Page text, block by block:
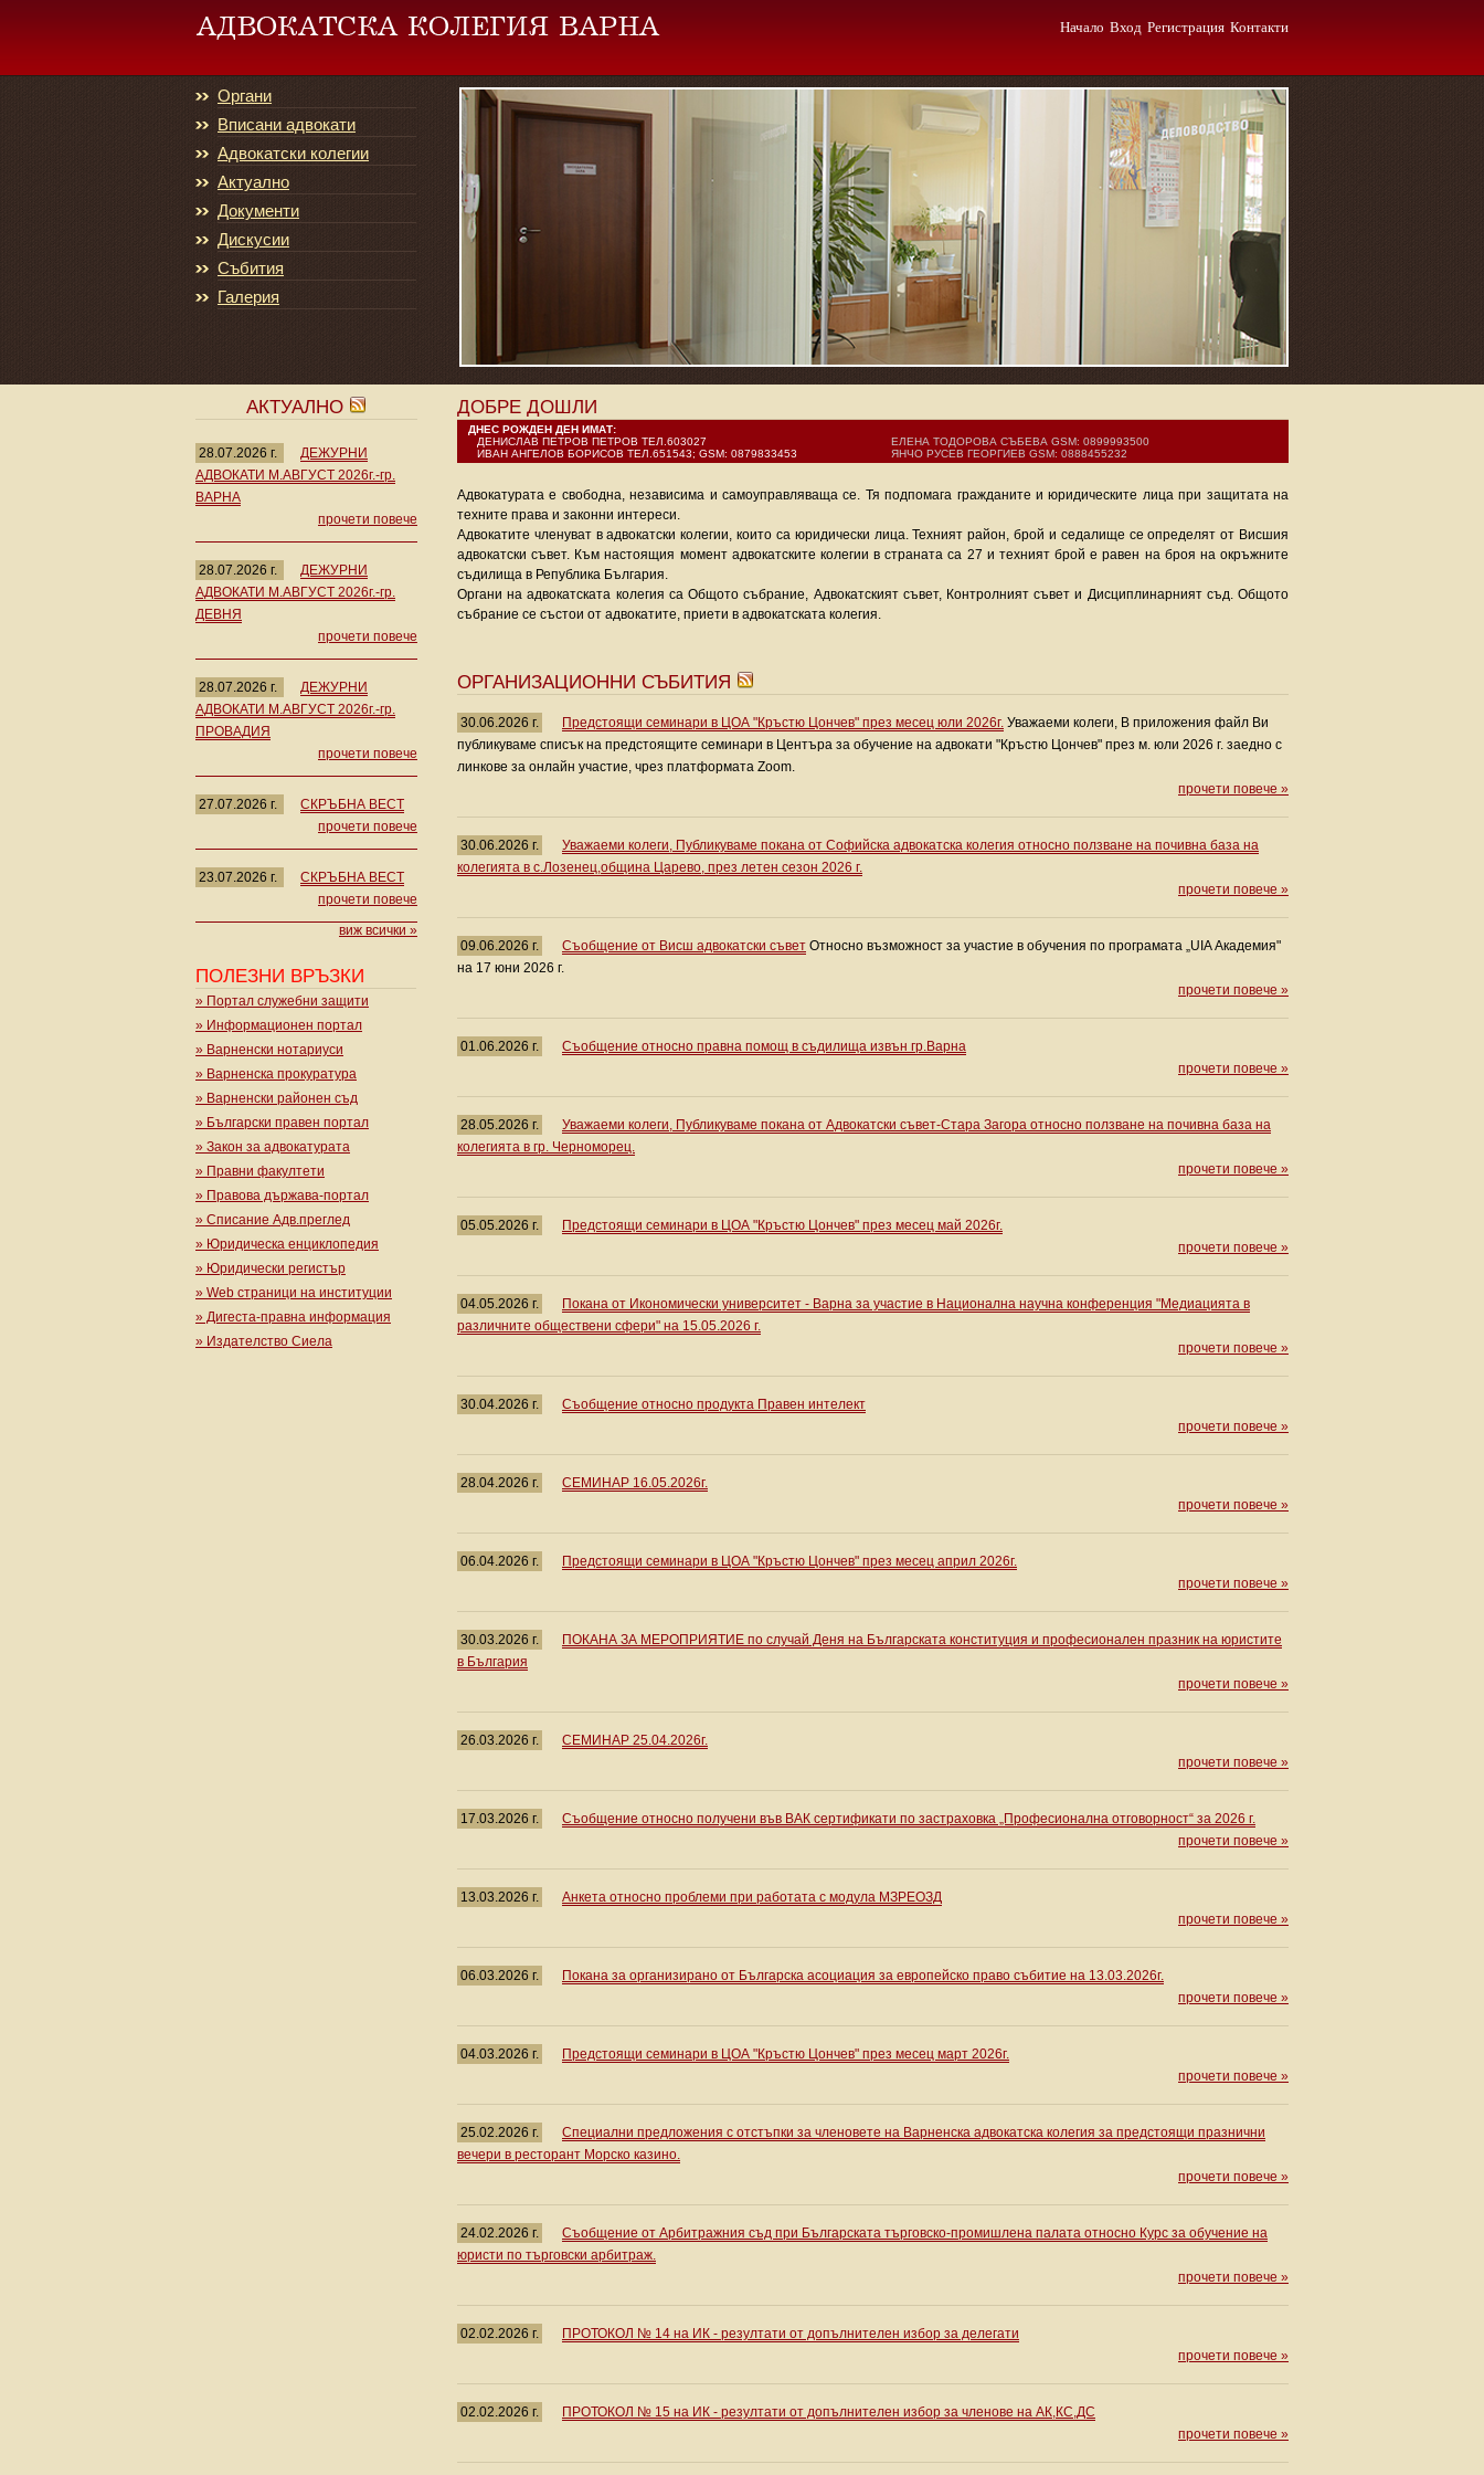
Начало Вход Регистрация Контакти
Органи
Вписани адвокати
Адвокатски колегии
Актуално
Документи
Дискусии
Събития
Галерия
АКТУАЛНО
28.07.2026 г.
ДЕЖУРНИ
АДВОКАТИ М.АВГУСТ 2026г.-гр.
ВАРНА
прочети повече
28.07.2026 г.
ДЕЖУРНИ
АДВОКАТИ М.АВГУСТ 2026г.-гр.
ДЕВНЯ
прочети повече
28.07.2026 г.
ДЕЖУРНИ
АДВОКАТИ М.АВГУСТ 2026г.-гр.
ПРОВАДИЯ
прочети повече
27.07.2026 г.
СКРЪБНА ВЕСТ
прочети повече
23.07.2026 г.
СКРЪБНА ВЕСТ
прочети повече
виж всички »
ПОЛЕЗНИ ВРЪЗКИ
» Портал служебни защити
» Информационен портал
» Варненски нотариуси
» Варненска прокуратура
» Варненски районен съд
» Български правен портал
» Закон за адвокатурата
» Правни факултети
» Правова държава-портал
» Списание Адв.преглед
» Юридическа енциклопедия
» Юридически регистър
» Web страници на институции
» Дигеста-правна информация
» Издателство Сиела
ДОБРЕ ДОШЛИ
ДНЕС РОЖДЕН ДЕН ИМАТ:
ДЕНИСЛАВ ПЕТРОВ ПЕТРОВ ТЕЛ.603027
ЕЛЕНА ТОДОРОВА СЪБЕВА GSM: 0899993500
ИВАН АНГЕЛОВ БОРИСОВ ТЕЛ.651543; GSM: 0879833453
ЯНЧО РУСЕВ ГЕОРГИЕВ GSM: 0888455232
Адвокатурата е свободна, независима и самоуправляваща се. Тя подпомага гражданите и юридическите лица при защитата на
техните права и законни интереси.
Адвокатите членуват в адвокатски колегии, които са юридически лица. Техният район, брой и седалище се определят от Висшия
адвокатски съвет. Към настоящия момент адвокатските колегии в страната са 27 и техният брой е равен на броя на окръжните
съдилища в Република България.
Органи на адвокатската колегия са Общото събрание, Адвокатският съвет, Контролният съвет и Дисциплинарният съд. Общото
събрание се състои от адвокатите, приети в адвокатската колегия.
ОРГАНИЗАЦИОННИ СЪБИТИЯ
30.06.2026 г. Предстоящи семинари в ЦОА "Кръстю Цончев" през месец юли 2026г. Уважаеми колеги, В приложения файл Ви
публикуваме списък на предстоящите семинари в Центъра за обучение на адвокати "Кръстю Цончев" през м. юли 2026 г. заедно с
линкове за онлайн участие, чрез платформата Zoom.
прочети повече »
30.06.2026 г.
Уважаеми колеги, Публикуваме покана от Софийска адвокатска колегия относно ползване на почивна база на
колегията в с.Лозенец,община Царево, през летен сезон 2026 г.
прочети повече »
09.06.2026 г. Съобщение от Висш адвокатски съвет Относно възможност за участие в обучения по програмата „UIA Академия"
на 17 юни 2026 г.
прочети повече »
01.06.2026 г.
Съобщение относно правна помощ в съдилища извън гр.Варна
прочети повече »
28.05.2026 г.
Уважаеми колеги, Публикуваме покана от Адвокатски съвет-Стара Загора относно ползване на почивна база на
колегията в гр. Черноморец.
прочети повече »
05.05.2026 г.
Предстоящи семинари в ЦОА "Кръстю Цончев" през месец май 2026г.
прочети повече »
04.05.2026 г.
Покана от Икономически университет - Варна за участие в Национална научна конференция "Медиацията в
различните обществени сфери" на 15.05.2026 г.
прочети повече »
30.04.2026 г.
Съобщение относно продукта Правен интелект
прочети повече »
28.04.2026 г.
СЕМИНАР 16.05.2026г.
прочети повече »
06.04.2026 г.
Предстоящи семинари в ЦОА "Кръстю Цончев" през месец април 2026г.
прочети повече »
30.03.2026 г.
ПОКАНА ЗА МЕРОПРИЯТИЕ по случай Деня на Българската конституция и професионален празник на юристите
в България
прочети повече »
26.03.2026 г.
СЕМИНАР 25.04.2026г.
прочети повече »
17.03.2026 г.
Съобщение относно получени във ВАК сертификати по застраховка „Професионална отговорност“ за 2026 г.
прочети повече »
13.03.2026 г.
Анкета относно проблеми при работата с модула МЗРЕОЗД
прочети повече »
06.03.2026 г.
Покана за организирано от Българска асоциация за европейско право събитие на 13.03.2026г.
прочети повече »
04.03.2026 г.
Предстоящи семинари в ЦОА "Кръстю Цончев" през месец март 2026г.
прочети повече »
25.02.2026 г.
Специални предложения с отстъпки за членовете на Варненска адвокатска колегия за предстоящи празнични
вечери в ресторант Морско казино.
прочети повече »
24.02.2026 г.
Съобщение от Арбитражния съд при Българската търговско-промишлена палата относно Курс за обучение на
юристи по търговски арбитраж.
прочети повече »
02.02.2026 г.
ПРОТОКОЛ № 14 на ИК - резултати от допълнителен избор за делегати
прочети повече »
02.02.2026 г.
ПРОТОКОЛ № 15 на ИК - резултати от допълнителен избор за членове на АК,КС,ДС
прочети повече »